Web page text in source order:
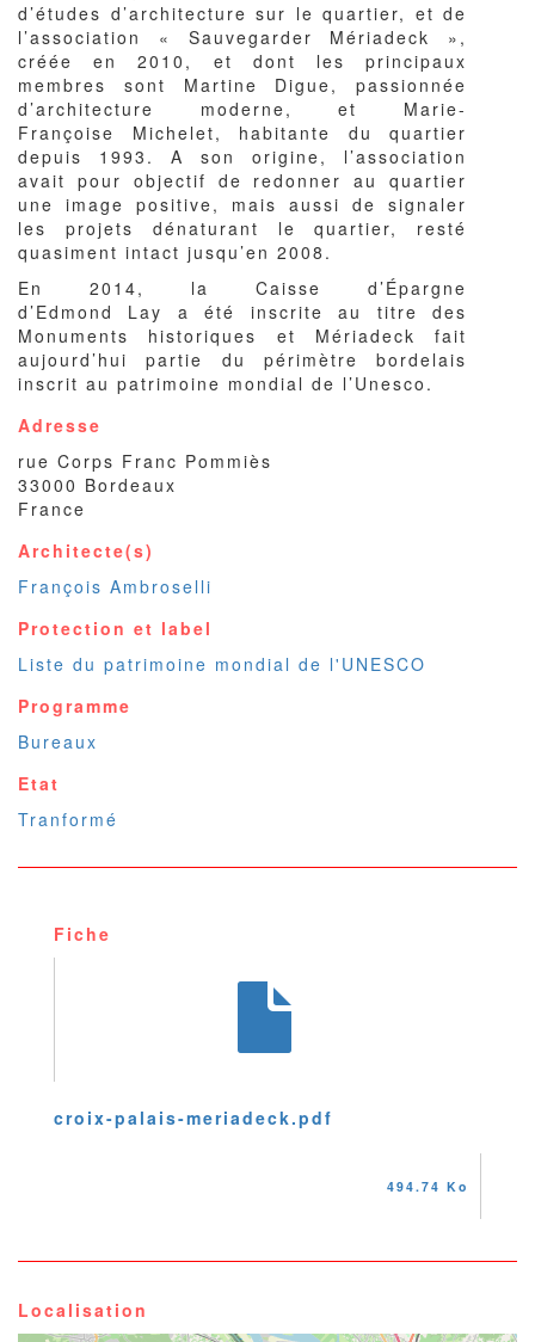
d’études d’architecture sur le quartier, et de
l’association « Sauvegarder Mériadeck »,
créée en 2010, et dont les principaux
membres sont Martine Digue, passionnée
d’architecture moderne, et Marie-
Françoise Michelet, habitante du quartier
depuis 1993. A son origine, l’association
avait pour objectif de redonner au quartier
une image positive, mais aussi de signaler
les projets dénaturant le quartier, resté
quasiment intact jusqu’en 2008.
En 2014, la Caisse d’Épargne
d’Edmond Lay a été inscrite au titre des
Monuments historiques et Mériadeck fait
aujourd’hui partie du périmètre bordelais
inscrit au patrimoine mondial de l’Unesco.
Adresse
rue Corps Franc Pommiès
33000 Bordeaux
France
Architecte(s)
François Ambroselli
Protection et label
Liste du patrimoine mondial de l'UNESCO
Programme
Bureaux
Etat
Tranformé
Fiche
croix-palais-meriadeck.pdf
494.74 Ko
Localisation